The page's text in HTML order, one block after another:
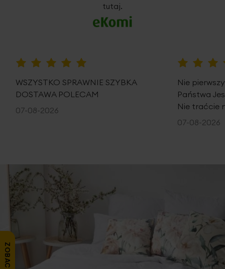
tutaj.
WSZYSTKO SPRAWNIE SZYBKA
DOSTAWA POLECAM
07-08-2026
Nie
Państwa
Nie traćcie
07-08-2026